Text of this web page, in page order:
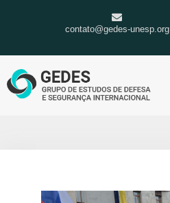
contato@gedes-unesp.org